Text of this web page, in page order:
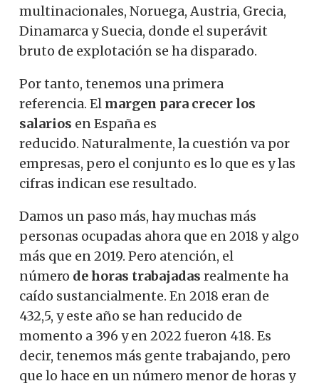
multinacionales, Noruega, Austria, Grecia,
Dinamarca y Suecia, donde el superávit
bruto de explotación se ha disparado.
Por tanto, tenemos una primera
referencia. El margen para crecer los
salarios en España es
reducido. Naturalmente, la cuestión va por
empresas, pero el conjunto es lo que es y las
cifras indican ese resultado.
Damos un paso más, hay muchas más
personas ocupadas ahora que en 2018 y algo
más que en 2019. Pero atención, el
número de horas trabajadas realmente ha
caído sustancialmente. En 2018 eran de
432,5, y este año se han reducido de
momento a 396 y en 2022 fueron 418. Es
decir, tenemos más gente trabajando, pero
que lo hace en un número menor de horas y